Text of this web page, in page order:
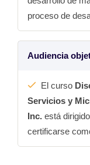
proceso de
Audiencia
El curso
Servicios y
Inc. está
certificarse